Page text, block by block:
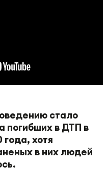
стало
погибших в ДТП в
хотя
в них людей